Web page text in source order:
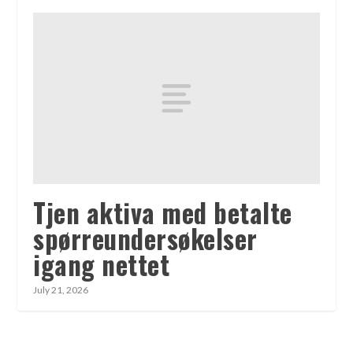
Tjen aktiva med betalte
spørreundersøkelser
igang nettet
July 21, 2026